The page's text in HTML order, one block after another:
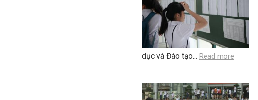
dục và Đào tạo... Read more